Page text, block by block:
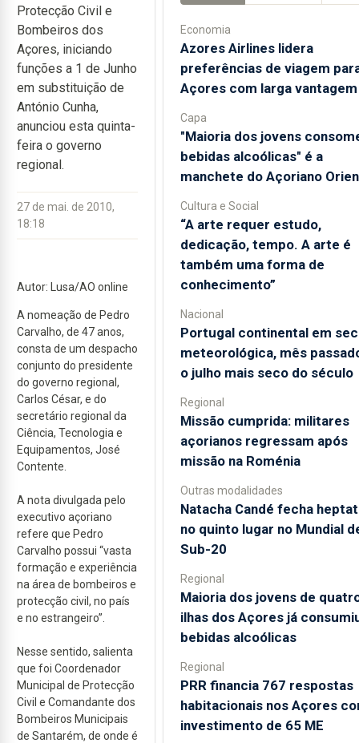
Protecção Civil e
Bombeiros dos
Açores, iniciando
funções a 1 de Junho
em substituição de
António Cunha,
anunciou esta quinta-
feira o governo
regional.
27 de mai. de 2010,
18:18
Autor: Lusa/AO online
A nomeação de Pedro
Carvalho, de 47 anos,
consta de um despacho
conjunto do presidente
do governo regional,
Carlos César, e do
secretário regional da
Ciência, Tecnologia e
Equipamentos, José
Contente.
A nota divulgada pelo
executivo açoriano
refere que Pedro
Carvalho possui “vasta
formação e experiência
na área de bombeiros e
protecção civil, no país
e no estrangeiro”.
Nesse sentido, salienta
que foi Coordenador
Municipal de Protecção
Civil e Comandante dos
Bombeiros Municipais
de Santarém, de onde é
Economia
Azores Airlines lidera
preferências de viagem
Açores com larga vantagem
Capa
"Maioria dos jovens
bebidas alcoólicas" é a
manchete do Açoriano
Cultura e Social
“A arte requer estudo,
dedicação, tempo. A arte é
também uma forma de
conhecimento”
Nacional
Portugal continental em
meteorológica, mês
o julho mais seco do século
Regional
Missão cumprida: militares
açorianos regressam após
missão na Roménia
Outras modalidades
Natacha Candé fecha
no quinto lugar no Mundial
Sub-20
Regional
Maioria dos jovens de
ilhas dos Açores já
bebidas alcoólicas
Regional
PRR financia 767 respostas
habitacionais nos Açores
investimento de 65 ME